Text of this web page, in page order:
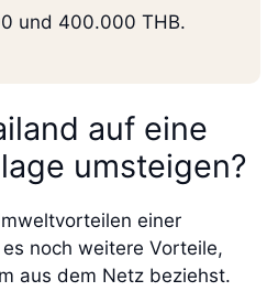
und 400.000 THB.
auf eine
umsteigen?
einer
noch weitere Vorteile,
aus dem Netz beziehst.